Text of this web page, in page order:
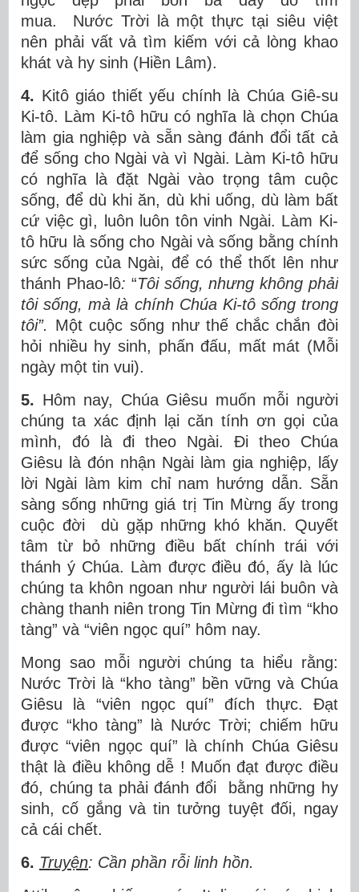
mua. Nước Trời là một thực tại siêu việt
nên phải vất vả tìm kiếm với cả lòng khao
khát và hy sinh (Hiền Lâm).
4. Kitô giáo thiết yếu chính là Chúa Giê-su
Ki-tô. Làm Ki-tô hữu có nghĩa là chọn Chúa
làm gia nghiệp và sẵn sàng đánh đổi tất cả
để sống cho Ngài và vì Ngài. Làm Ki-tô hữu
có nghĩa là đặt Ngài vào trọng tâm cuộc
sống, để dù khi ăn, dù khi uống, dù làm bất
cứ việc gì, luôn luôn tôn vinh Ngài. Làm Ki-
tô hữu là sống cho Ngài và sống bằng chính
sức sống của Ngài, để có thể thốt lên như
thánh Phao-lô: “Tôi sống, nhưng không phải
tôi sống, mà là chính Chúa Ki-tô sống trong
tôi”. Một cuộc sống như thế chắc chắn đòi
hỏi nhiều hy sinh, phấn đấu, mất mát (Mỗi
ngày một tin vui).
5. Hôm nay, Chúa Giêsu muốn mỗi người
chúng ta xác định lại căn tính ơn gọi của
mình, đó là đi theo Ngài. Đi theo Chúa
Giêsu là đón nhận Ngài làm gia nghiệp, lấy
lời Ngài làm kim chỉ nam hướng dẫn. Sẵn
sàng sống những giá trị Tin Mừng ấy trong
cuộc đời dù gặp những khó khăn. Quyết
tâm từ bỏ những điều bất chính trái với
thánh ý Chúa. Làm được điều đó, ấy là lúc
chúng ta khôn ngoan như người lái buôn và
chàng thanh niên trong Tin Mừng đi tìm “kho
tàng” và “viên ngọc quí” hôm nay.
Mong sao mỗi người chúng ta hiểu rằng:
Nước Trời là “kho tàng” bền vững và Chúa
Giêsu là “viên ngọc quí” đích thực. Đạt
được “kho tàng” là Nước Trời; chiếm hữu
được “viên ngọc quí” là chính Chúa Giêsu
thật là điều không dễ ! Muốn đạt được điều
đó, chúng ta phải đánh đổi bằng những hy
sinh, cố gắng và tin tưởng tuyệt đối, ngay
cả cái chết.
6. Truyện: Cần phần rỗi linh hồn.